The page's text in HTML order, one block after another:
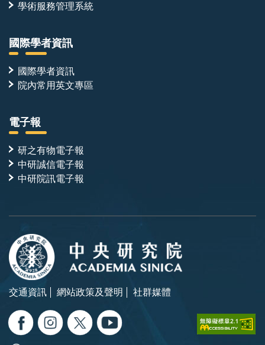
學術服務管理系統
國際學者資訊
國際學者資訊
院內常用英文專區
電子報
研之有物電子報
中研誠信電子報
中研院訊電子報
交通資訊 網站政策及聲明 社群媒體